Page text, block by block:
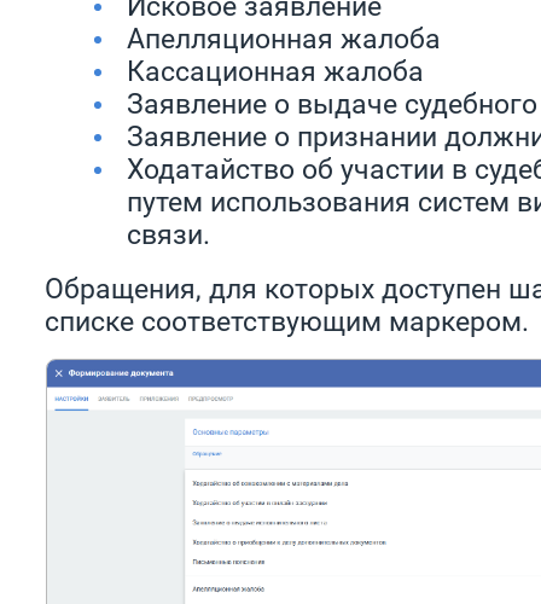
Апелляционная жалоба
Кассационная жалоба
Заявление о выдаче
Заявление о признании
Ходатайство об участии в
путем использования систем
связи.
Обращения, для которых доступен
списке соответствующим маркером.